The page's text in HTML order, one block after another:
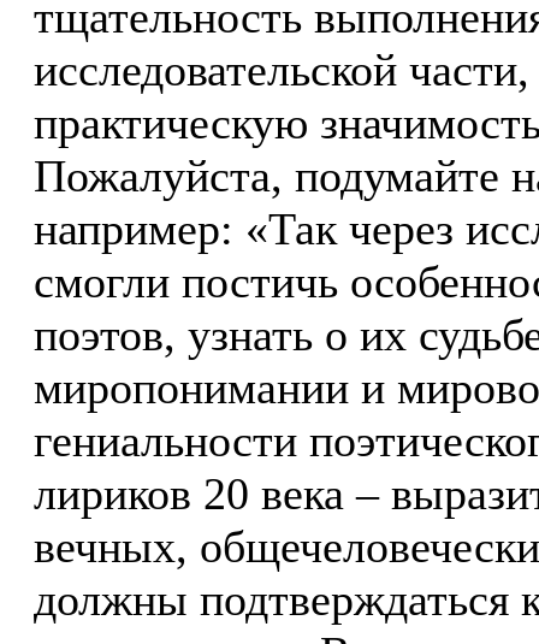
тщательность
исследовательской
практическую
Пожалуйста, подумайте
например: «Так через
смогли постичь
поэтов, узнать о их
миропонимании и
гениальности
лириков 20 века –
вечных,
должны